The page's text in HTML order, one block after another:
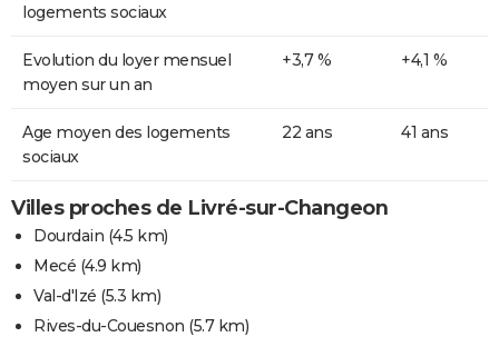
logements sociaux
Evolution du loyer mensuel
moyen sur un an
+3,7 % +4,1 %
Age moyen des logements
sociaux
22 ans 41 ans
Villes proches de Livré-sur-Changeon
Dourdain (4.5 km)
Mecé (4.9 km)
Val-d'Izé (5.3 km)
Rives-du-Couesnon (5.7 km)